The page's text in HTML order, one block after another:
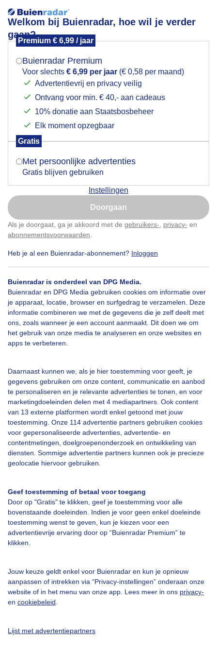
Welkom bij Buienradar, hoe wil je verder
gaan?
Premium € 6,99 / jaar
Buienradar Premium
Voor slechts € 6,99 per jaar (€ 0,58 per maand)
Advertentievrij en privacy veilig
Ontvang voor min. € 40,- aan cadeaus
10% donatie aan Staatsbosbeheer
Elk moment opzegbaar
Gratis
Met persoonlijke advertenties
Gratis blijven gebruiken
Instellingen
Doorgaan
Als je doorgaat, ga je akkoord met de gebruikers- privacy- en
abonnementsvoorwaarden
Heb je al een Buienradar-abonnement? Inloggen
Buienradar is onderdeel van DPG Media.
Buienradar en DPG Media gebruiken cookies om informatie over
je apparaat, locatie, browser en surfgedrag te verzamelen. Deze
informatie combineren we met de gegevens die je zelf deelt met
ons, zoals wanneer je een account aanmaakt. Dit doen we om
het gebruik van onze media te analyseren en onze websites en
apps te verbeteren.
Daarnaast kunnen we, als je hier toestemming voor geeft, je
gegevens gebruiken om onze content, communicatie en aanbod
te personaliseren en je relevante advertenties te tonen, en voor
marketingdoeleinden delen met 4 mediapartners. Ook content
van 13 externe platformen wordt enkel getoond met jouw
toestemming. Onze 114 advertentie partners gebruiken cookies
voor gepersonaliseerde advertenties, advertentie- en
contentmetingen, doelgroepenonderzoek en ontwikkeling van
diensten. Sommige advertentie partners kunnen ook je precieze
geolocatie hiervoor gebruiken.
Geef toestemming of betaal voor toegang
Door op "Gratis" te klikken, geef je toestemming voor alle
bovenstaande doeleinden. Indien je voor geen enkel doeleinde
toestemming wenst te geven, kun je kiezen voor een
advertentievrije ervaring door op “Buienradar Premium” te
klikken.
Jouw keuze geldt enkel voor Buienradar en kun je opnieuw
aanpassen of intrekken via “Privacy-instellingen” onderaan onze
website of in het menu van onze app. Lees meer in ons privacy-
en cookiebeleid
Lijst met advertentiepartners
Grijs en regen
Door: Regina Vastenhout Gemaakt: 06-07-2025, 76x bekeken
Regen Wolken
Bekijk slideshow
Over Buienradar
Bedrijfsgegevens
Contact
Toegankelijkheid
Gebruikersvoorwaarden
Adverteren
Privacy beleid
Cookie beleid
Mogen we je locatie gebruiken voor het
Indien je hier nog geen akkoord op hebt gegeven,
verschijnt er zo een pop-up uit je browser waarin
Is goed, toon de popup
Nu niet, misschien later
Klik hierom dit aan te passen